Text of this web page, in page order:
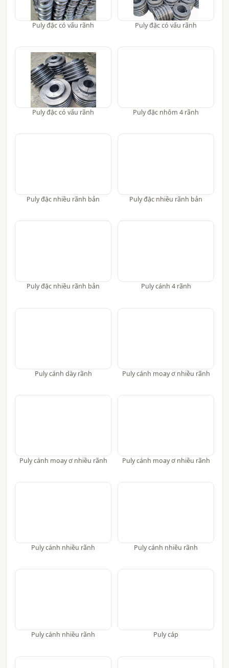
Puly đặc có vấu rãnh Puly đặc có vấu rãnh
Puly đặc có vấu rãnh Puly đặc nhôm 4 rãnh
Puly đặc nhiều rãnh bản Puly đặc nhiều rãnh bản
Puly đặc nhiều rãnh bản Puly cánh 4 rãnh
Puly cánh dày rãnh Puly cánh moay ơ nhiều rãnh
Puly cánh moay ơ nhiều rãnh Puly cánh moay ơ nhiều rãnh
Puly cánh nhiều rãnh Puly cánh nhiều rãnh
Puly cánh nhiều rãnh Puly cáp